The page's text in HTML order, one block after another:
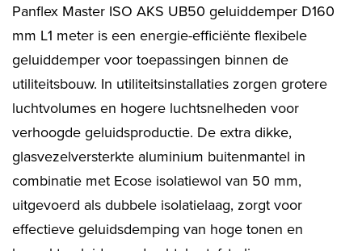
Panflex Master ISO AKS UB50 geluiddemper D160
mm L1 meter is een energie-efficiënte flexibele
geluiddemper voor toepassingen binnen de
utiliteitsbouw. In utiliteitsinstallaties zorgen grotere
luchtvolumes en hogere luchtsnelheden voor
verhoogde geluidsproductie. De extra dikke,
glasvezelversterkte aluminium buitenmantel in
combinatie met Ecose isolatiewol van 50 mm,
uitgevoerd als dubbele isolatielaag, zorgt voor
effectieve geluidsdemping van hoge tonen en